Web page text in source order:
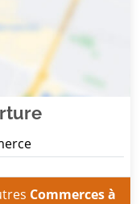
Commerces à